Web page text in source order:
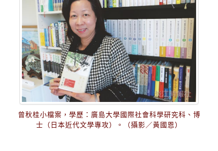
曾秋桂小檔案，學歷：廣島大學國際社會科學研究科、博
士（日本近代文學專攻）。（攝影／黃國恩）